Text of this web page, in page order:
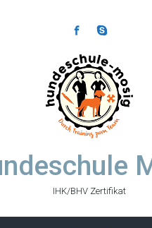
IHK/BHV Zertifikat